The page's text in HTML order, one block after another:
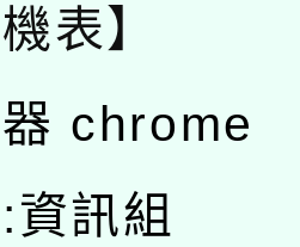
表】
chrome
訊組